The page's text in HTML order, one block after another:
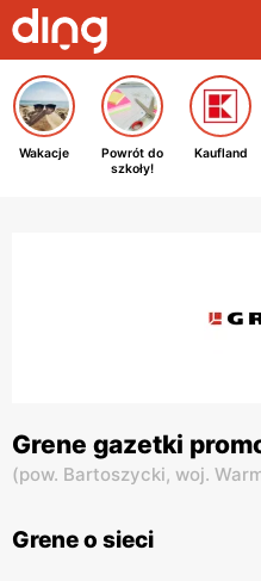
Wakacje
Powrót do
szkoły!
Kaufland
Grene gazetki
(pow. Bartoszycki, woj.
Grene o sieci